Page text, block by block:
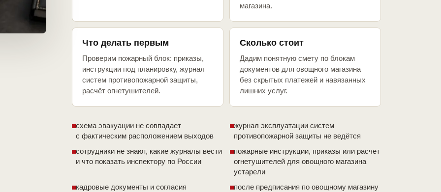
магазина.
Что делать первым
Проверим пожарный блок: приказы,
инструкции под планировку, журнал
систем противопожарной защиты,
расчёт огнетушителей.
Сколько стоит
Дадим понятную смету по блокам
документов для овощного магазина
без скрытых платежей и навязанных
лишних услуг.
схема эвакуации не совпадает
с фактическим расположением выходов
журнал эксплуатации систем
противопожарной защиты не ведётся
сотрудники не знают, какие журналы вести
и что показать инспектору по России
пожарные инструкции, приказы или расчет
огнетушителей для овощного магазина
устарели
кадровые документы и согласия
после предписания по овощному магазину